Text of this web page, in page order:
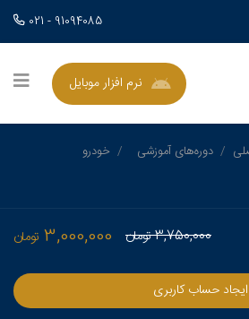
021 - 91094085
نرم افزار موبایل
دوره‌های آموزشی
خودرو
3,750,000تومان 3,000,000 تومان
ایجاد حساب کاربری